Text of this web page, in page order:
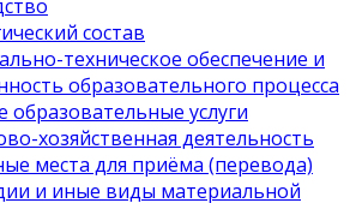
состав
техническое обеспечение и
образовательного процесса
образовательные услуги
хозяйственная деятельность
места для приёма (перевода)
и иные виды материальной